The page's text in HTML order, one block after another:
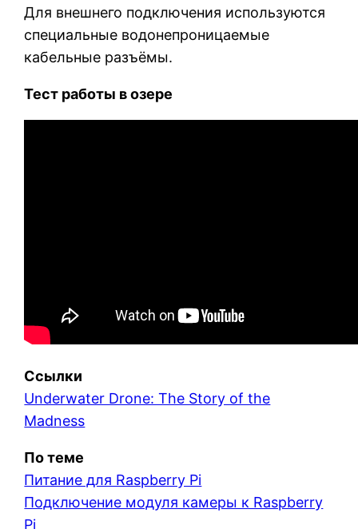
Для внешнего подключения используются
специальные водонепроницаемые
кабельные разъёмы.
Тест работы в озере
Ссылки
Underwater Drone: The Story of the
Madness
По теме
Питание для Raspberry Pi
Подключение модуля камеры к Raspberry
Pi